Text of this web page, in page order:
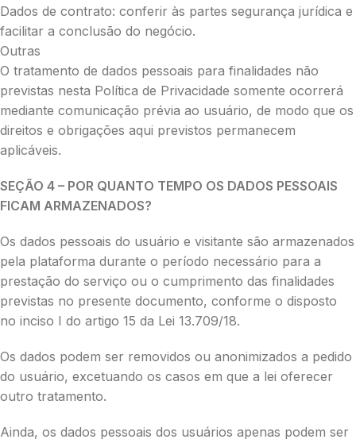
Dados de contrato: conferir às partes segurança jurídica e
facilitar a conclusão do negócio.
Outras
O tratamento de dados pessoais para finalidades não
previstas nesta Política de Privacidade somente ocorrerá
mediante comunicação prévia ao usuário, de modo que os
direitos e obrigações aqui previstos permanecem
aplicáveis.
SEÇÃO 4 – POR QUANTO TEMPO OS DADOS PESSOAIS
FICAM ARMAZENADOS?
Os dados pessoais do usuário e visitante são armazenados
pela plataforma durante o período necessário para a
prestação do serviço ou o cumprimento das finalidades
previstas no presente documento, conforme o disposto
no inciso I do artigo 15 da Lei 13.709/18.
Os dados podem ser removidos ou anonimizados a pedido
do usuário, excetuando os casos em que a lei oferecer
outro tratamento.
Ainda, os dados pessoais dos usuários apenas podem ser